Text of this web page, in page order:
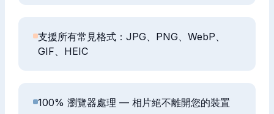
支援所有常見格式：JPG、PNG、WebP、
GIF、HEIC
100% 瀏覽器處理 — 相片絕不離開您的裝置